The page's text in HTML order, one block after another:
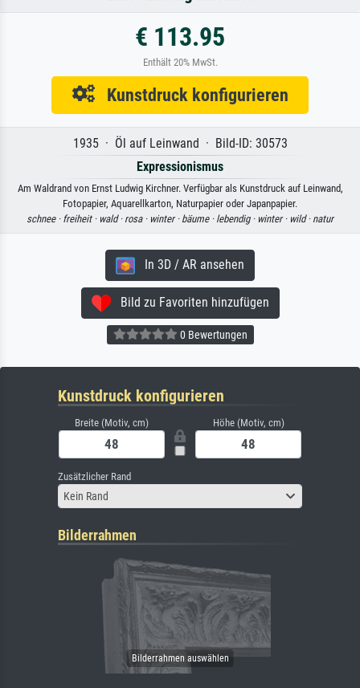
€ 113.95
Enthält 20% MwSt.
Kunstdruck konfigurieren
1935 · Öl auf Leinwand · Bild-ID: 30573
Expressionismus
Am Waldrand von Ernst Ludwig Kirchner. Verfügbar als Kunstdruck auf Leinwand,
Fotopapier, Aquarellkarton, Naturpapier oder Japanpapier.
schnee · freiheit · wald · rosa · winter · bäume · lebendig · winter · wild · natur
In 3D / AR ansehen
Bild zu Favoriten hinzufügen
0 Bewertungen
Kunstdruck konfigurieren
Breite (Motiv, cm) Höhe (Motiv, cm)
Zusätzlicher Rand
Kein Rand
Bilderrahmen